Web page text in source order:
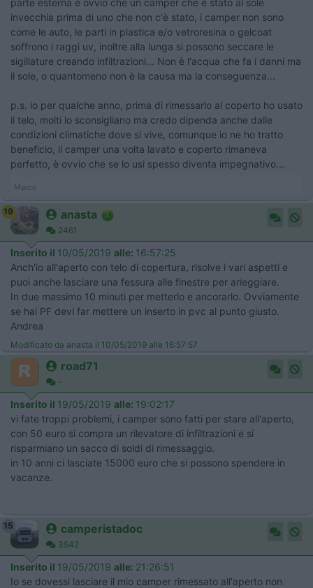
parte esterna è ovvio che un camper che è stato al sole
invecchia prima di uno che non c'è stato, i camper non sono
come le auto, le parti in plastica e/o vetroresina o gelcoat
soffrono i raggi uv, inoltre alla lunga si possono seccare le
sigillature creando infiltrazioni... Non è l'acqua che fa i danni ma
il sole, o quantomeno non è la causa ma la conseguenza...
p.s. io per qualche anno, prima di rimessarlo al coperto ho usato
il telo, molti lo sconsigliano ma credo dipenda anche dalle
condizioni climatiche dove si vive, comunque io ne ho tratto
beneficio, il camper una volta lavato e coperto rimaneva
perfetto, è ovvio che se lo usi spesso diventa impegnativo...
Marco
19 anasta
2461
Inserito il 10/05/2019 alle: 16:57:25
Anch'io all'aperto con telo di copertura, risolve i vari aspetti e
puoi anche lasciare una fessura alle finestre per arieggiare.
In due massimo 10 minuti per metterlo e ancorarlo. Ovviamente
se hai PF devi far mettere un inserto in pvc al punto giusto.
Andrea
Modificato da anasta il 10/05/2019 alle 16:57:57
road71
-
Inserito il 19/05/2019 alle: 19:02:17
vi fate troppi problemi, i camper sono fatti per stare all'aperto,
con 50 euro si compra un rilevatore di infiltrazioni e si
risparmiano un sacco di soldi di rimessaggio.
in 10 anni ci lasciate 15000 euro che si possono spendere in
vacanze.
15 camperistadoc
3542
Inserito il 19/05/2019 alle: 21:26:51
Io se dovessi lasciare il mio camper rimessato all'aperto non